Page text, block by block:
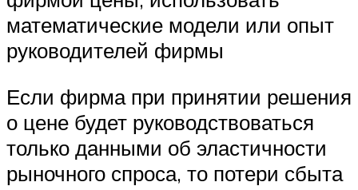
математические модели или опыт
руководителей фирмы
Если фирма при принятии решения
о цене будет руководствоваться
только данными об эластичности
рыночного спроса, то потери сбыта